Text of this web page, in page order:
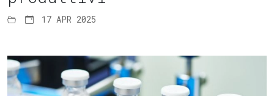
17 APR 2025